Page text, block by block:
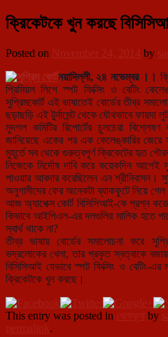
ক্রিকেটকে খুন করছে
Posted on November 24, 2014 by
নয়াদিল্লী, ২৪ নভেম্বর ।।
প্রিমিয়ল লিগে স্পট ফিক্সিং ও বেটিং
সুপ্রিমকোর্ট এই ভাষাতেই বোর্ডের তীব্র
ছড়াছড়ি এই টুর্নামেন্ট থেকে যৌথভাবে
মুদগল কমিটির রিপোর্টের চুলচেরা
জানিয়েছে একের পর এক কেলেঙ্কারির জেরে
মুহূর্তে সব থেকে গুরুত্বপূর্ণ ক্রিকেটের হৃত
নিজেকে নির্দোষ দাবি করে কয়েকদিন আগেই
পাওয়ার আবদার করেছিলেন এন শ্রীনিবাসন।
অনুগামীদের ফের অনেকটা ব্যাকফুটে নিয়ে
আজ অ্যাপেক্স কোর্ট বিসিসিআই-কে প্রশ্ন
কিভাবে আইপিএল-এর দলগুলির মালিক হতে
স্বার্থ থাকে না?
তীব্র ভাষায় বোর্ডের সমালোচনা করে
ভদ্রলোকের খেলা, তার প্রকৃত স্বত্বাকে বজায়
বিসিসিআই যেভাবে স্পট ফিক্সিং ও বেটিং-
ক্রিকেটকে খুন করছে।
This entry was posted in খেলাধূলা by
permalink.